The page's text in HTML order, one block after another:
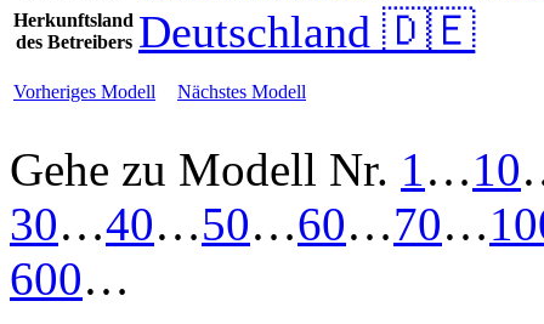
Herkunftsland
des Betreibers Deutschland 🇩🇪
Vorheriges Modell Nächstes Modell
Gehe zu Modell Nr. 1…10
30…40…50…60…70…
600…